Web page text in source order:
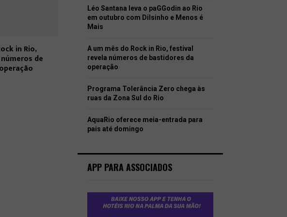
in Rio,
de
Léo Santana leva o paGGodin ao Rio
em outubro com Dilsinho e Menos é
Mais
A um mês do Rock in Rio, festival
revela números de bastidores da
operação
Programa Tolerância Zero chega às
ruas da Zona Sul do Rio
AquaRio oferece meia-entrada para
pais até domingo
APP PARA ASSOCIADOS